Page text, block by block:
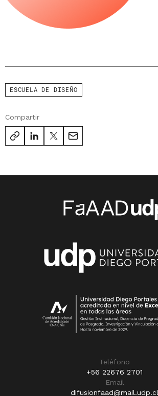
Compartir
ESCUELA DE DISEÑO
Teléfono
+56 22676 2701
Email
difusionfaad@mail.udp.cl